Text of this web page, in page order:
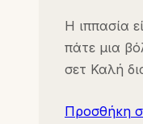
Η ιππασία
πάτε μια
σετ Καλή
Προσθήκη